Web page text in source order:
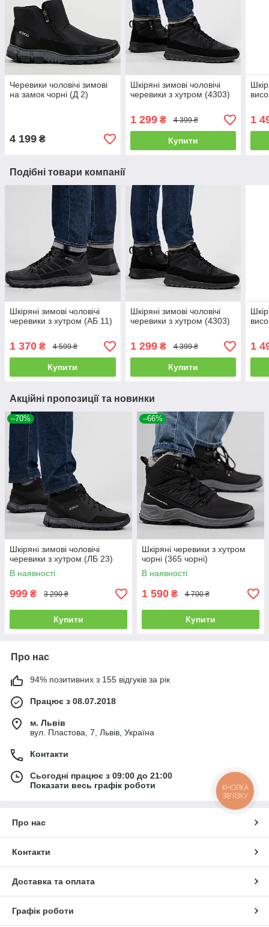
Черевики чоловічі зимові
на замок чорні (Д 2)
4 199 ₴
Шкіряні зимові чоловічі
черевики з хутром (4303)
1 299₴ 4 399 ₴
Купити
1
Подібні товари компанії
Шкіряні зимові чоловічі
черевики з хутром (АБ 11)
1 370 ₴ 4 599 ₴
Купити
Шкіряні зимові чоловічі
черевики з хутром (4303)
1 299₴ 4 399 ₴
Купити
1
Акційні пропозиції та новинки
–70%
Шкіряні зимові чоловічі
черевики з хутром (ЛБ 23)
В наявності
999 ₴ 3 290 ₴
Купити
–66%
Шкіряні черевики з хутром
чорні (365 чорні)
В наявності
1 590 ₴ 4 700 ₴
Купити
Про нас
94% позитивних з 155 відгуків за рік
Працює з 08.07.2018
м. Львів
вул. Пластова, 7, Львів, Україна
Контакти
Сьогодні працює з 09:00 до 21:00
Показати весь графік роботи
Про нас
Контакти
Доставка та оплата
Графік роботи
КНОПКА
ЗВ'ЯЗКУ